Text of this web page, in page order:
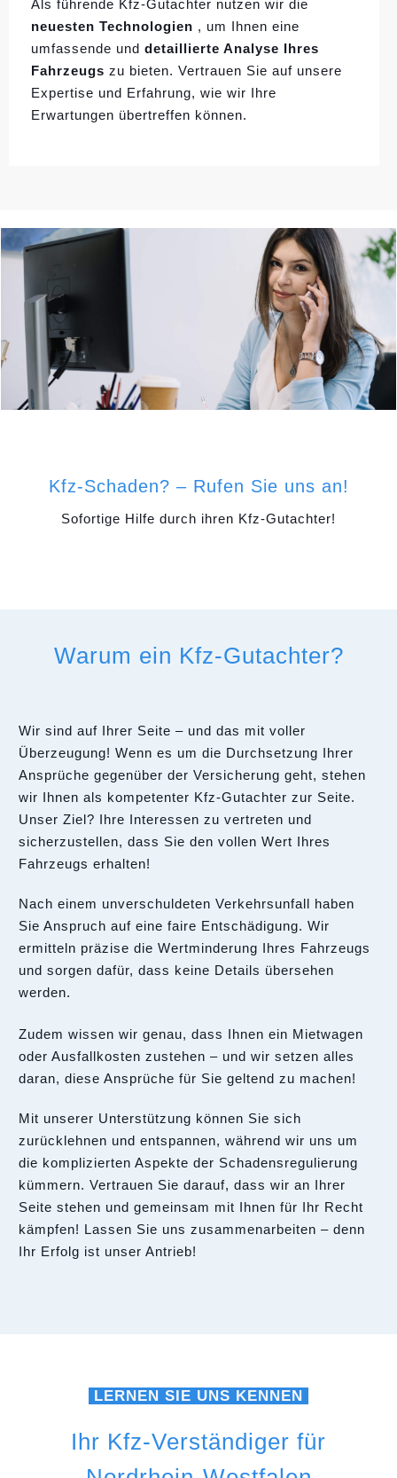
Als führende Kfz-Gutachter nutzen wir die
neuesten Technologien , um Ihnen eine
umfassende und detaillierte Analyse Ihres
Fahrzeugs zu bieten. Vertrauen Sie auf unsere
Expertise und Erfahrung, wie wir Ihre
Erwartungen übertreffen können.
Kfz-Schaden? – Rufen Sie uns an!
Sofortige Hilfe durch ihren Kfz-Gutachter!
Warum ein Kfz-Gutachter?
Wir sind auf Ihrer Seite – und das mit voller
Überzeugung! Wenn es um die Durchsetzung Ihrer
Ansprüche gegenüber der Versicherung geht, stehen
wir Ihnen als kompetenter Kfz-Gutachter zur Seite.
Unser Ziel? Ihre Interessen zu vertreten und
sicherzustellen, dass Sie den vollen Wert Ihres
Fahrzeugs erhalten!
Nach einem unverschuldeten Verkehrsunfall haben
Sie Anspruch auf eine faire Entschädigung. Wir
ermitteln präzise die Wertminderung Ihres Fahrzeugs
und sorgen dafür, dass keine Details übersehen
werden.
Zudem wissen wir genau, dass Ihnen ein Mietwagen
oder Ausfallkosten zustehen – und wir setzen alles
daran, diese Ansprüche für Sie geltend zu machen!
Mit unserer Unterstützung können Sie sich
zurücklehnen und entspannen, während wir uns um
die komplizierten Aspekte der Schadensregulierung
kümmern. Vertrauen Sie darauf, dass wir an Ihrer
Seite stehen und gemeinsam mit Ihnen für Ihr Recht
kämpfen! Lassen Sie uns zusammenarbeiten – denn
Ihr Erfolg ist unser Antrieb!
LERNEN SIE UNS KENNEN
Ihr Kfz-Verständiger für